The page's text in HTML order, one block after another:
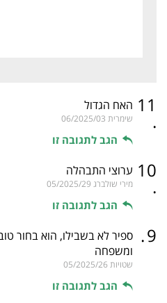
11
.
האח הגדול
שימרית 06/2025/03
הגב לתגובה זו
10
.
ערוצי התבהלה
מירי שולברג 05/2025/29
הגב לתגובה זו
9
. ספיר לא בשבילו, הוא בחור
ומשפחה
שטויות 05/2025/26
הגב לתגובה זו